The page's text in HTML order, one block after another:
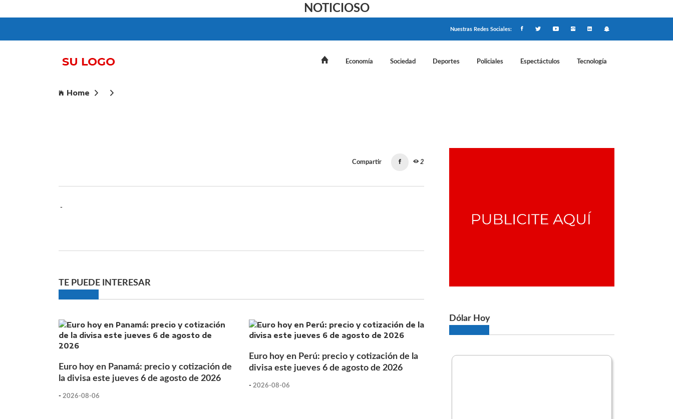
NOTICIOSO
Nuestras Redes Sociales:
Economía Sociedad Deportes Policiales Espectáctulos Tecnología
Home
Compartir 2
-
TE PUEDE INTERESAR
Euro hoy en Panamá: precio y cotización de
la divisa este jueves 6 de agosto de 2026
- 2026-08-06
Euro hoy en Perú: precio y cotización de la
divisa este jueves 6 de agosto de 2026
- 2026-08-06
Dólar Hoy